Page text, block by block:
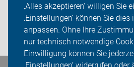
‚Alles akzeptieren‘ willigen Sie
‚Einstellungen‘ können Sie dies
anpassen. Ohne Ihre
nur technisch notwendige
Einwilligung können Sie
Presse
Login